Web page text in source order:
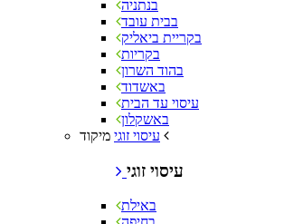
בנתניה
בבית עובד
בקריית ביאליק
בקריות
בהוד השרון
באשדוד
עיסוי עד הבית
באשקלון
עיסוי זוגי
עיסוי זוגי
באילת